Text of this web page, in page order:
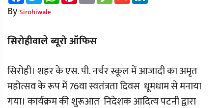
By Sirohiwale
सिरोहीवाले ब्यूरो ऑफिस
सिरोही। शहर के एस. पी. नर्चर स्कूल में आजादी का अमृत
महोत्सव के रूप में 76वा स्वतंत्रता दिवस धूमधाम से मनाया
गया। कार्यक्रम की शुरूआत निदेशक आदित्य पटनी द्वारा